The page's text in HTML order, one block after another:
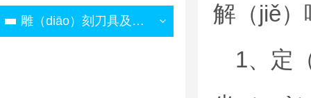
雕（diāo）刻刀具及附件
解（jiě）
1、定